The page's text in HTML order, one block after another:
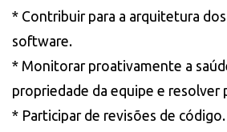
* Contribuir para a arquitetura
software.
* Monitorar proativamente a
propriedade da equipe e resolver
* Participar de revisões de código.